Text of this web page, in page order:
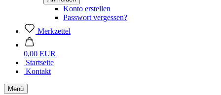
Konto erstellen
Passwort vergessen?
Merkzettel
0,00 EUR
Startseite
Kontakt
Menü